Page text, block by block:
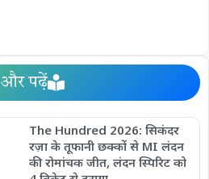
और पढ़ें
The Hundred 2026: सिकंदर
रज़ा के तूफानी छक्कों से MI लंदन
की रोमांचक जीत, लंदन स्पिरिट को